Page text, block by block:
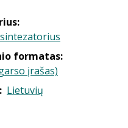
formatas:
įrašas)
Lietuvių